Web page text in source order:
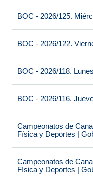
BOC - 2026/125.
BOC - 2026/122.
BOC - 2026/118.
BOC - 2026/116.
Campeonatos de
Física y Deportes |
Campeonatos de
Física y Deportes |